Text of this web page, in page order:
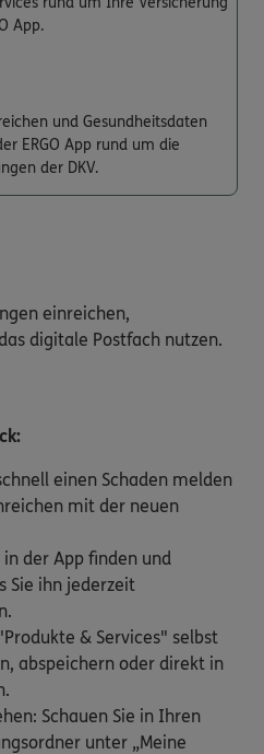
App.
und Gesundheitsdaten
ERGO App rund um die
der DKV.
einreichen,
digitale Postfach nutzen.
einen Schaden melden
mit der neuen
in der App finden und
Sie ihn jederzeit
& Services" selbst
abspeichern oder direkt in
Schauen Sie in Ihren
unter „Meine